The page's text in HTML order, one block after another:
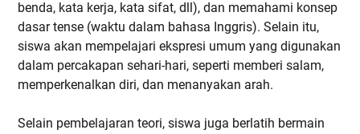
benda, kata kerja, kata sifat, dll), dan memahami konsep
dasar tense (waktu dalam bahasa Inggris). Selain itu,
siswa akan mempelajari ekspresi umum yang digunakan
dalam percakapan sehari-hari, seperti memberi salam,
memperkenalkan diri, dan menanyakan arah.
Selain pembelajaran teori, siswa juga berlatih bermain